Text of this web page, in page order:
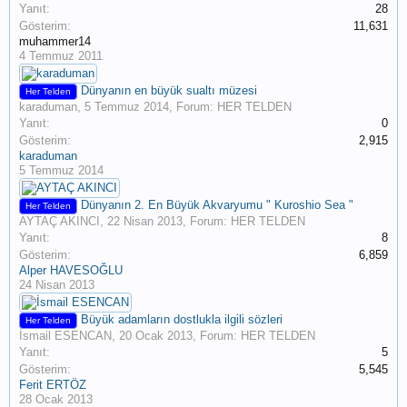
Yanıt:
28
Gösterim:
11,631
muhammer14
4 Temmuz 2011
Her Telden
Dünyanın en büyük sualtı müzesi
karaduman 5 Temmuz 2014 , Forum: HER TELDEN
Yanıt:
0
Gösterim:
2,915
karaduman
5 Temmuz 2014
Her Telden
Dünyanın 2. En Büyük Akvaryumu " Kuroshio Sea "
AYTAÇ AKINCI
22 Nisan 2013 , Forum: HER TELDEN
Yanıt:
8
Gösterim:
6,859
Alper HAVESOĞLU
24 Nisan 2013
Her Telden
Büyük adamların dostlukla ilgili sözleri
İsmail ESENCAN 20 Ocak 2013 , Forum: HER TELDEN
Yanıt:
5
Gösterim:
5,545
Ferit ERTÖZ
28 Ocak 2013